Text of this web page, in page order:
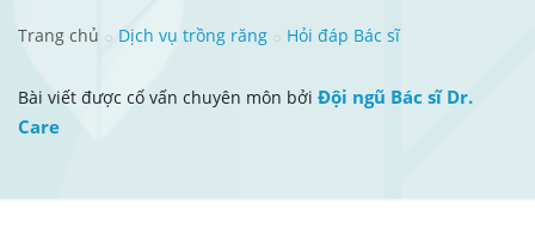
Trang chủ Dịch vụ trồng răng Hỏi đáp Bác sĩ
Bài viết được cố vấn chuyên môn bởi Đội ngũ Bác sĩ Dr.
Care